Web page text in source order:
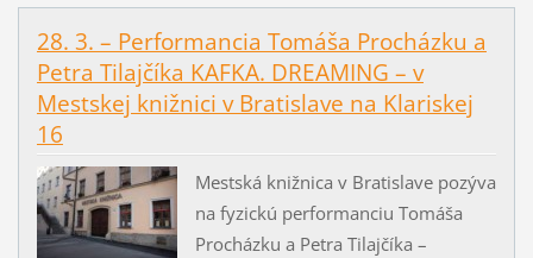
28. 3. – Performancia Tomáša Procházku a
Petra Tilajčíka KAFKA. DREAMING – v
Mestskej knižnici v Bratislave na Klariskej
16
Mestská knižnica v Bratislave pozýva
na fyzickú performanciu Tomáša
Procházku a Petra Tilajčíka –